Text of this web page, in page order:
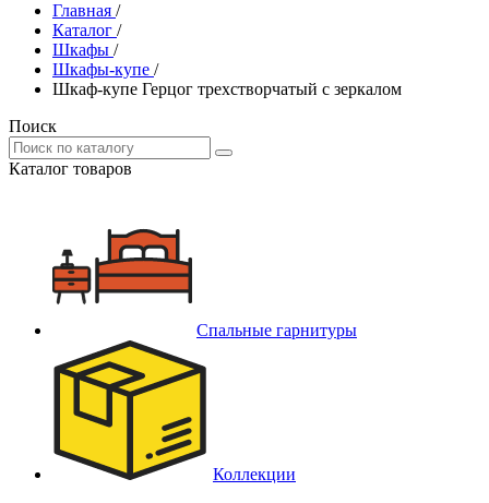
Главная /
Каталог /
Шкафы /
Шкафы-купе /
Шкаф-купе Герцог трехстворчатый с зеркалом
Поиск
Каталог товаров
Спальные гарнитуры
Коллекции